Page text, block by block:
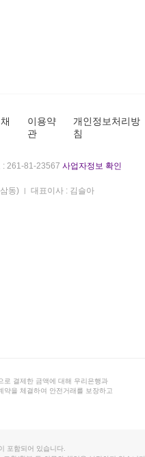
이용약
관
개인정보처리방
침
: 261-81-23567 사업자정보 확인
동)
대표이사 : 김슬아
로 결제한 금액에 대해 우리은행과
약을 체결하여 안전거래를 보장하고
포함되어 있습니다.